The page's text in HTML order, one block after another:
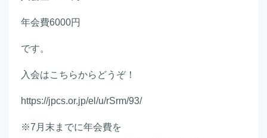
年会費6000円
です。
入会はこちらからどうぞ！
https://jpcs.or.jp/el/u/rSrm/93/
※7月末までに年会費を